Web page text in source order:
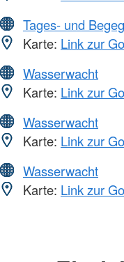
Tages- und
Karte: Link zur
Wasserwacht
Karte: Link zur
Wasserwacht
Karte: Link zur
Wasserwacht
Karte: Link zur